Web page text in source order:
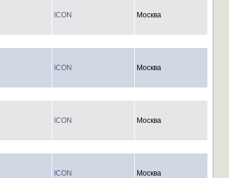
ICON Москва
ICON Москва
ICON Москва
ICON Москва